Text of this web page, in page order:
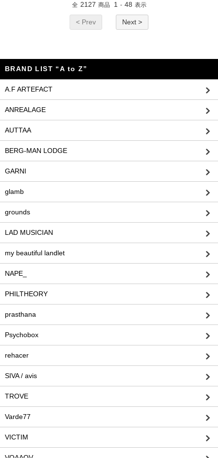
全 2127 商品 1 - 48 表示
< Prev Next >
BRAND LIST “A to Z”
A.F ARTEFACT
ANREALAGE
AUTTAA
BERG-MAN LODGE
GARNI
glamb
grounds
LAD MUSICIAN
my beautiful landlet
NAPE_
PHILTHEORY
prasthana
Psychobox
rehacer
SIVA / avis
TROVE
Varde77
VICTIM